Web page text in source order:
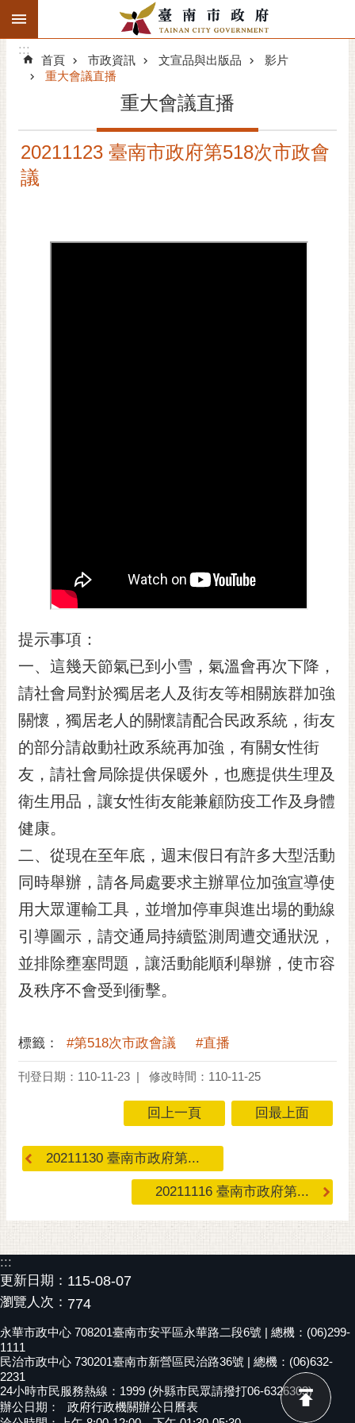
跳到主要內容區塊
搜
階
搜
市府動態
導
訂
閱
RSS
訂
閱
電
子
報
市
民
信
箱
English
本
隱
私
全
政
站
資
開
放
告
市
府
交
:::
:::
首頁 市政資訊 文宣品與出版品
影片
重大會議直播
重大會議直播
20211123 臺南市政府第518次市政會
議
提示事項：
一、這幾天節氣已到小雪，氣溫會再次下降，
請社會局對於獨居老人及街友等相關族群加強
關懷，獨居老人的關懷請配合民政系統，街友
的部分請啟動社政系統再加強，有關女性街
友，請社會局除提供保暖外，也應提供生理及
衛生用品，讓女性街友能兼顧防疫工作及身體
健康。
二、從現在至年底，週末假日有許多大型活動
同時舉辦，請各局處要求主辦單位加強宣導使
用大眾運輸工具，並增加停車與進出場的動線
引導圖示，請交通局持續監測周遭交通狀況，
並排除壅塞問題，讓活動能順利舉辦，使市容
及秩序不會受到衝擊。
標籤： #第518次市政會議 #直播
刊登日期：110-11-23 修改時間：110-11-25
回上一頁 回最上面
20211130 臺南市政府第...
20211116 臺南市政府第...
:::
更新日期： 115-08-07
瀏覽人次： 774
永華市政中心 708201臺南市安平區永華路二段6號 | 總機：(06)299-
1111
民治市政中心 730201臺南市新營區民治路36號 | 總機：(06)632-
2231
24小時市民服務熱線：1999 (外縣市民眾請撥打06-6326303)
辦公日期：
政府行政機關辦公日曆表